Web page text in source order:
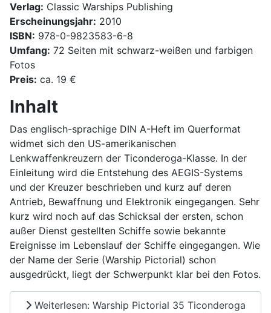
Verlag: Classic Warships Publishing
Erscheinungsjahr: 2010
ISBN: 978-0-9823583-6-8
Umfang: 72 Seiten mit schwarz-weißen und farbigen
Fotos
Preis: ca. 19 €
Inhalt
Das englisch-sprachige DIN A-Heft im Querformat
widmet sich den US-amerikanischen
Lenkwaffenkreuzern der Ticonderoga-Klasse. In der
Einleitung wird die Entstehung des AEGIS-Systems
und der Kreuzer beschrieben und kurz auf deren
Antrieb, Bewaffnung und Elektronik eingegangen. Sehr
kurz wird noch auf das Schicksal der ersten, schon
außer Dienst gestellten Schiffe sowie bekannte
Ereignisse im Lebenslauf der Schiffe eingegangen. Wie
der Name der Serie (Warship Pictorial) schon
ausgedrückt, liegt der Schwerpunkt klar bei den Fotos.
Weiterlesen: Warship Pictorial 35 Ticonderoga